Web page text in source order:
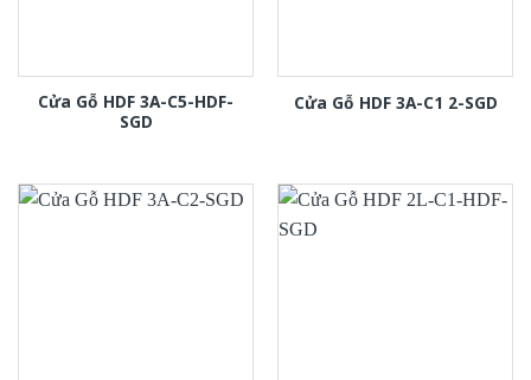
Cửa Gỗ HDF 3A-C5-HDF-
SGD
Cửa Gỗ HDF 3A-C1 2-SGD